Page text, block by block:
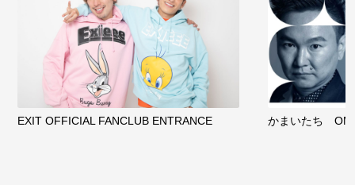
EXIT OFFICIAL FANCLUB ENTRANCE かまいたち